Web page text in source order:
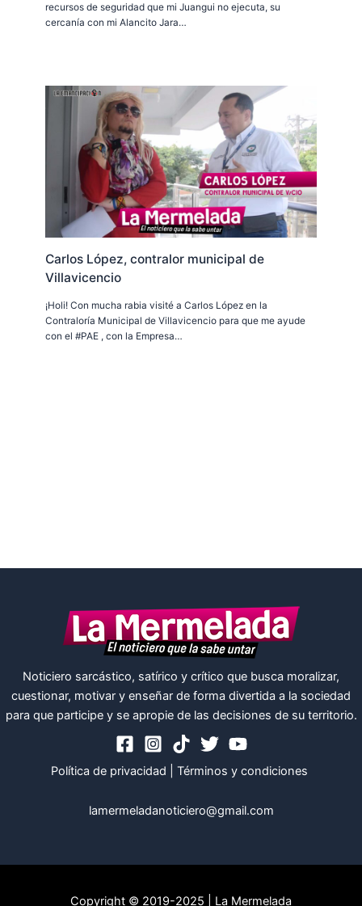
recursos de seguridad que mi Juangui no ejecuta, su
cercanía con mi Alancito Jara…
Carlos López, contralor municipal de
Villavicencio
¡Holi! Con mucha rabia visité a Carlos López en la
Contraloría Municipal de Villavicencio para que me ayude
con el #PAE , con la Empresa…
Noticiero sarcástico, satírico y crítico que busca moralizar,
cuestionar, motivar y enseñar de forma divertida a la sociedad
para que participe y se apropie de las decisiones de su territorio.
Política de privacidad Términos y condiciones
lamermeladanoticiero@gmail.com
Copyright © 2019-2025 | La Mermelada